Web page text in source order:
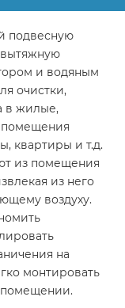
подвесную
и водяным
очистки,
в жилые,
квартиры и т.д.
из помещения
из него
воздуху.
на
монтировать